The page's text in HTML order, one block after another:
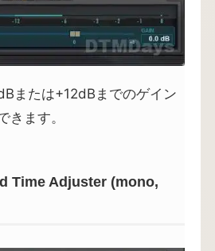
または+12dBまでのゲイン
きます。
Time Adjuster (mono,